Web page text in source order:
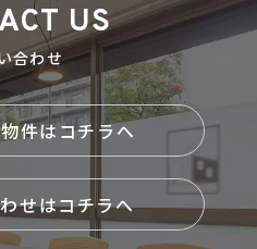
US
合わせ
件はコチラへ
せはコチラへ